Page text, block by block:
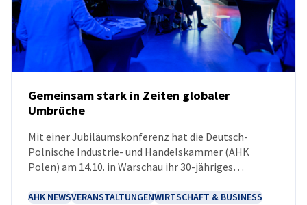
Gemeinsam stark in Zeiten globaler
Umbrüche
Mit einer Jubiläumskonferenz hat die Deutsch-
Polnische Industrie- und Handelskammer (AHK
Polen) am 14.10. in Warschau ihr 30-jähriges
Polen – Brücken bauen für morgen“ kamen
AHK NEWSVERANSTALTUNGENWIRTSCHAFT & BUSINESS